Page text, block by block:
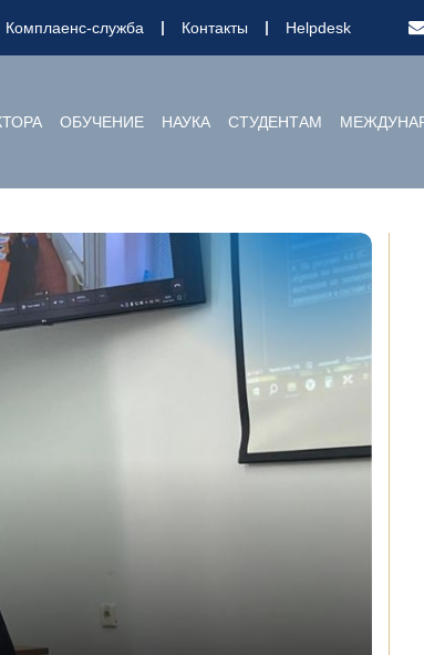
Комплаенс-служба Контакты Helpdesk
ОБУЧЕНИЕ НАУКА СТУДЕНТАМ